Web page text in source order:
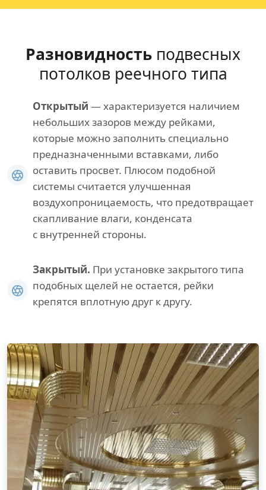
Разновидность подвесных
потолков реечного типа
Открытый — характеризуется наличием
небольших зазоров между рейками,
которые можно заполнить специально
предназначенными вставками, либо
оставить просвет. Плюсом подобной
системы считается улучшенная
воздухопроницаемость, что предотвращает
скапливание влаги, конденсата
с внутренней стороны.
Закрытый. При установке закрытого типа
подобных щелей не остается, рейки
крепятся вплотную друг к другу.